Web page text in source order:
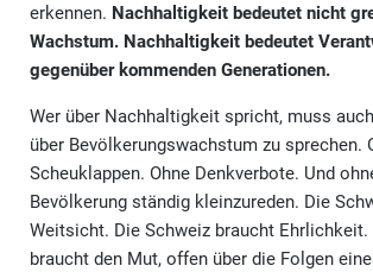
erkennen. Nachhaltigkeit bedeutet nicht
Wachstum. Nachhaltigkeit bedeutet
gegenüber kommenden Generationen.
Wer über Nachhaltigkeit spricht, muss
über Bevölkerungswachstum zu sprechen.
Scheuklappen. Ohne Denkverbote. Und
Bevölkerung ständig kleinzureden. Die
Weitsicht. Die Schweiz braucht Ehrlichkeit.
braucht den Mut, offen über die Folgen